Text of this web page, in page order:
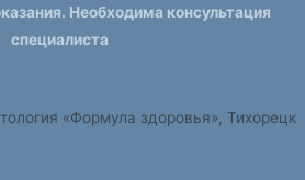
Необходима консультация
специалиста